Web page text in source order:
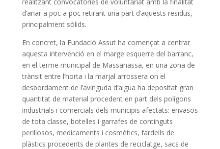
d’anar a poc a poc retirant una part d’aquests residus,
principalment sòlids.
En concret, la Fundació Assut ha començat a centrar
aquesta intervenció en el marge esquerre del barranc,
en el terme municipal de Massanassa, en una zona de
trànsit entre l’horta i la marjal arrossera on el
desbordament de l’avinguda d’aigua ha depositat gran
quantitat de material procedent en part dels polígons
industrials i comercials dels municipis afectats: envasos
de tota classe, botelles i garrafes de continguts
perillosos, medicaments i cosmètics, fardells de
plàstics procedents de plantes de reciclatge, sacs de